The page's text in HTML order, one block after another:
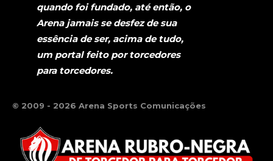
quando foi fundado, até então, o
Arena jamais se desfez de sua
essência de ser, acima de tudo,
um portal feito por torcedores
para torcedores.
© 2009 - 2026 Arena Sports Comunicações